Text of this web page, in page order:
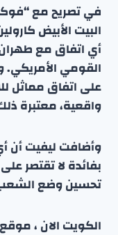
في تصريح مع
البيت الأبيض
أي اتفاق مع
القومي
على اتفاق مماثل
واقعية، معتبرة
وأضافت ليفيت أن
بفائدة لا تقتصر
تحسين وضع
الكويت الان ،